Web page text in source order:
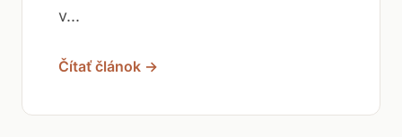
v...
Čítať článok →